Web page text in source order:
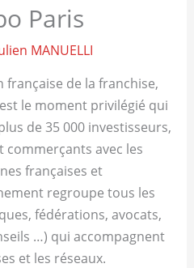
Paris
MANUELLI
française de la franchise,
le moment privilégié qui
de 35 000 investisseurs,
commerçants avec les
françaises et
regroupe tous les
fédérations, avocats,
…) qui accompagnent
et les réseaux.